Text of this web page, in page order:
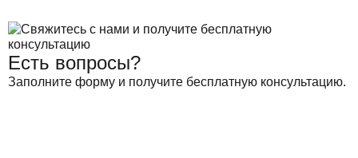
Есть вопросы?
Заполните форму и получите бесплатную консультацию.